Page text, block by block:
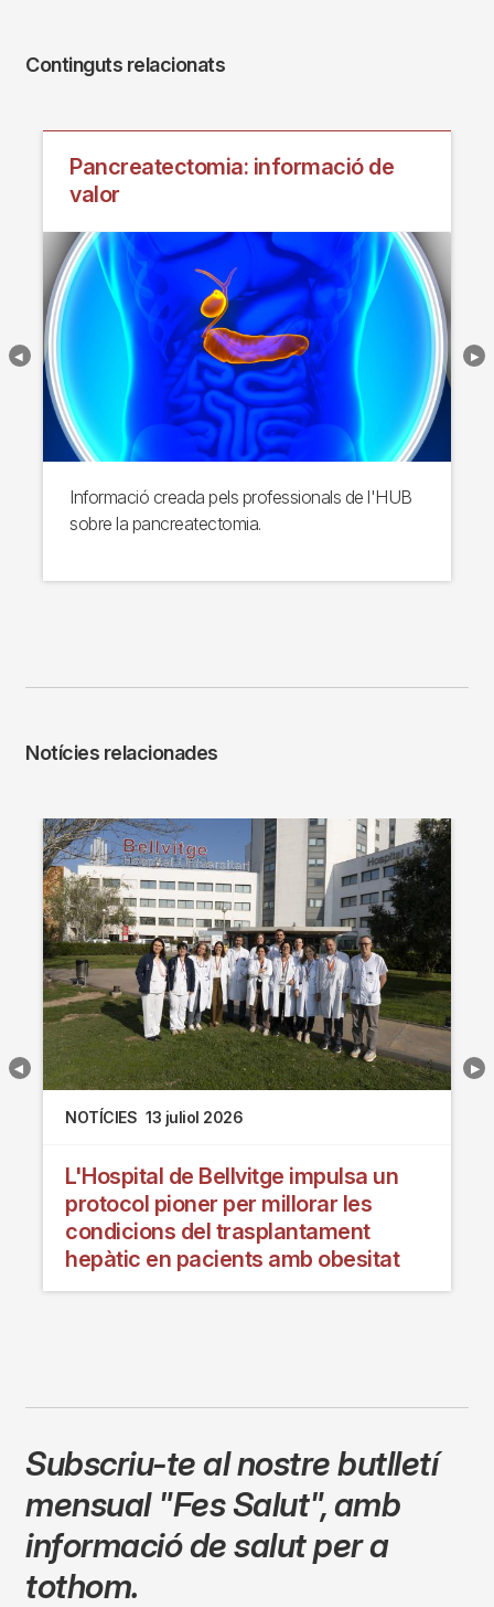
Continguts relacionats
Pancreatectomia: informació de
valor
Informació creada pels professionals de l'HUB
sobre la pancreatectomia.
Notícies relacionades
NOTÍCIES 13 juliol 2026
L'Hospital de Bellvitge impulsa un
protocol pioner per millorar les
condicions del trasplantament
hepàtic en pacients amb obesitat
Subscriu-te al nostre butlletí
mensual "Fes Salut",amb
informació de salut per a
tothom.